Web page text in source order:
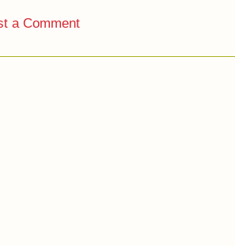
a Comment